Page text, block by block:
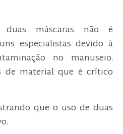
máscaras não é
especialistas devido à
no manuseio,
de material que é crítico
que o uso de duas